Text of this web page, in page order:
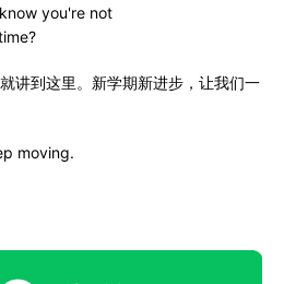
you're not
讲到这里。新学期新进步，让我们一
moving.